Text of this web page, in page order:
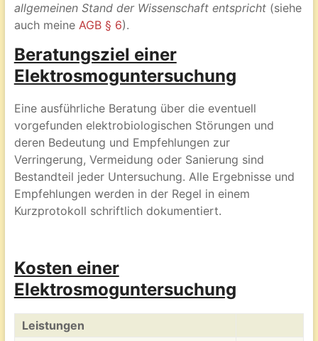
allgemeinen Stand der Wissenschaft entspricht (siehe
auch meine AGB § 6).
Beratungsziel einer
Elektrosmoguntersuchung
Eine ausführliche Beratung über die eventuell
vorgefunden elektrobiologischen Störungen und
deren Bedeutung und Empfehlungen zur
Verringerung, Vermeidung oder Sanierung sind
Bestandteil jeder Untersuchung. Alle Ergebnisse und
Empfehlungen werden in der Regel in einem
Kurzprotokoll schriftlich dokumentiert.
Kosten einer
Elektrosmoguntersuchung
Leistungen